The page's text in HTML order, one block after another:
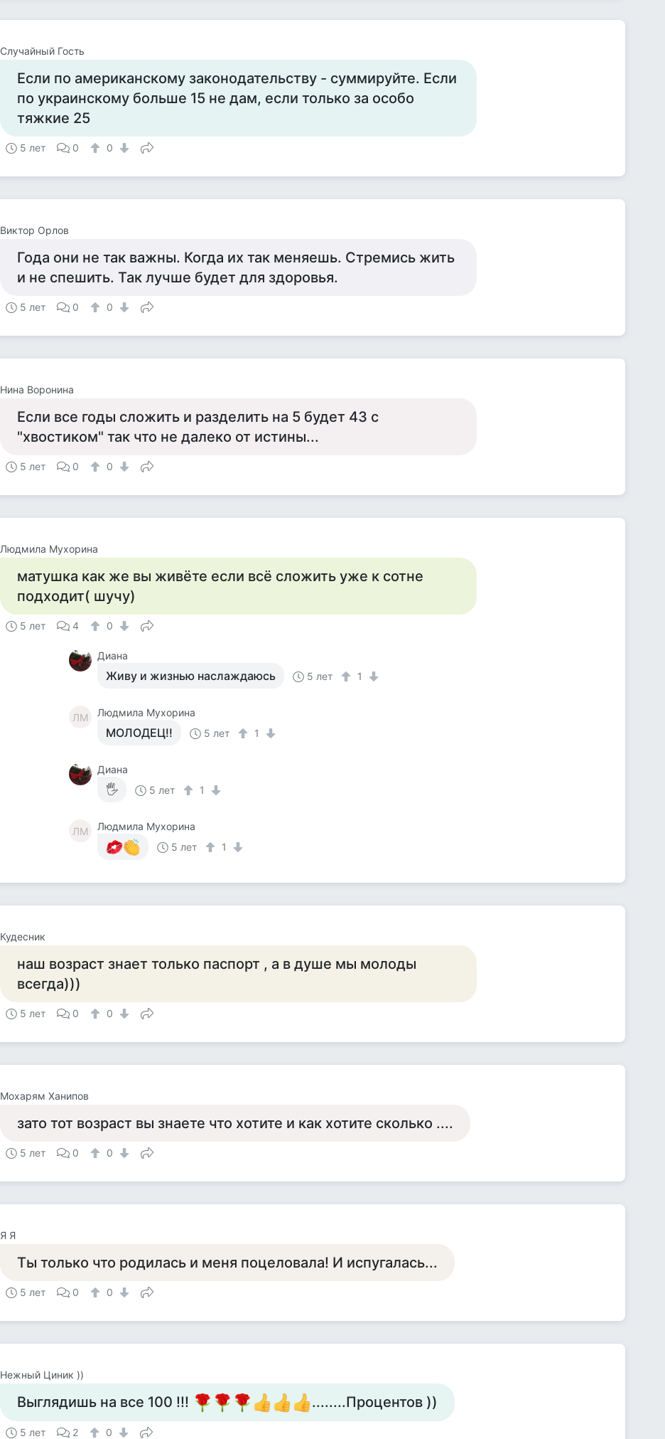
Случайный Гость
Если по американскому законодательству - суммируйте. Если
по украинскому больше 15 не дам, если только за особо
тяжкие 25
5 лет 0 0
Виктор Орлов
Года они не так важны. Когда их так меняешь. Стремись жить
и не спешить. Так лучше будет для здоровья.
5 лет 0 0
Нина Воронина
Если все годы сложить и разделить на 5 будет 43 с
"хвостиком" так что не далеко от истины...
5 лет 0 0
Людмила Мухорина
матушка как же вы живёте если всё сложить уже к сотне
подходит( шучу)
5 лет 4 0
Диана
Живу и жизнью наслаждаюсь 5 лет 1
ЛМ Людмила Мухорина
МОЛОДЕЦ!! 5 лет 1
Диана
🖐 5 лет 1
ЛМ
Людмила Мухорина
5 лет
1
Кудесник
наш возраст знает только паспорт , а в душе мы молоды
всегда)))
5 лет 0 0
Мохарям Ханипов
зато тот возраст вы знаете что хотите и как хотите сколько ....
5 лет 0 0
Я Я
Ты только что родилась и меня поцеловала! И испугалась...
5 лет 0 0
Нежный Циник ))
Выглядишь на все 100 !!! ........Процентов ))
5 лет 2 0